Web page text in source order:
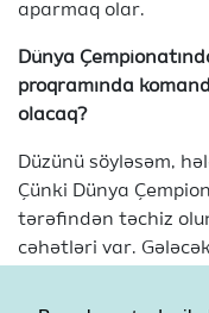
aparmaq olar.
Dünya
proqramında
olacaq?
Düzünü söyləsəm,
Çünki Dünya
tərəfindən təchiz
cəhətləri var.